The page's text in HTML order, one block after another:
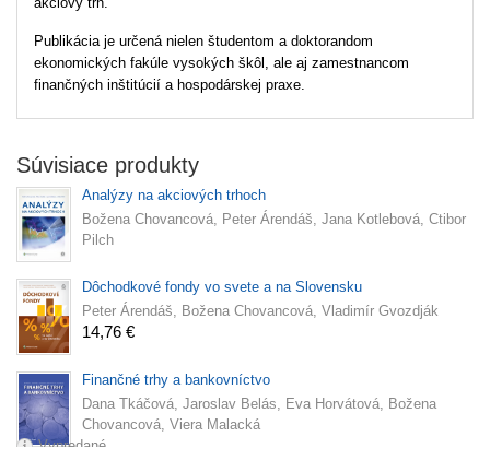
Publikácia je určená nielen študentom a doktorandom
ekonomických fakúle vysokých škôl, ale aj zamestnancom
finančných inštitúcií a hospodárskej praxe.
Súvisiace produkty
Analýzy na akciových trhoch
Božena Chovancová, Peter Árendáš, Jana Kotlebová, Ctibor
Pilch
Dôchodkové fondy vo svete a na Slovensku
Peter Árendáš, Božena Chovancová, Vladimír Gvozdják
14,76 €
Finančné trhy a bankovníctvo
Dana Tkáčová, Jaroslav Belás, Eva Horvátová, Božena
Chovancová, Viera Malacká
Vypredané